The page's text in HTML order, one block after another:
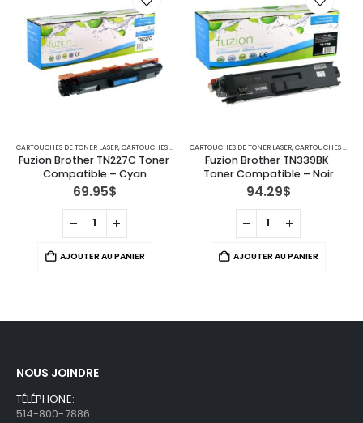
, IMPRIMANTES MFC
CARTOUCHES DE TONER LASER,CARTOUCHES POUR IMPRIMANTES BROTHER , IMPRIMANTES MFC
Fuzion Brother TN227C Toner
Compatible – Cyan
69.95$
AJOUTER AU PANIER
CARTOUCHES DE TONER LASER,CARTOUCHES POUR IMPRIMANTES BROTHER
Fuzion Brother TN339BK
Toner Compatible – Noir
94.29$
AJOUTER AU PANIER
NOUS JOINDRE
TÉLÉPHONE:
514-800-7886